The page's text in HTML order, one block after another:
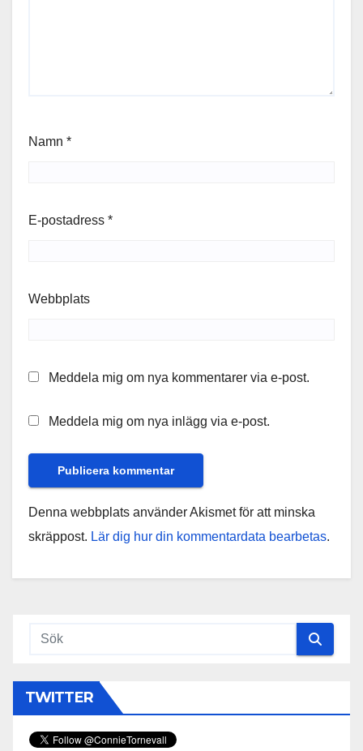
Namn *
E-postadress *
Webbplats
Meddela mig om nya kommentarer via e-post.
Meddela mig om nya inlägg via e-post.
Denna webbplats använder Akismet för att minska
skräppost. Lär dig hur din kommentardata bearbetas.
TWITTER